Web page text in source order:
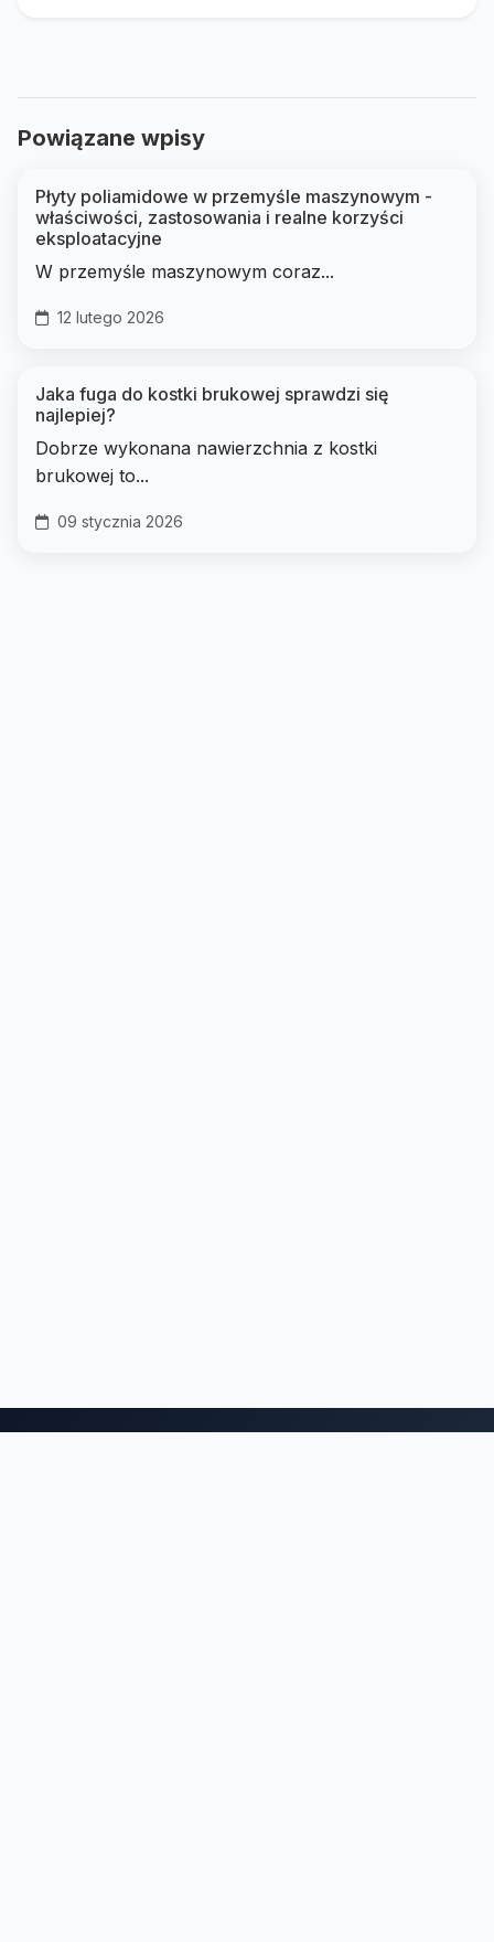
Powiązane wpisy
Płyty poliamidowe w przemyśle maszynowym -
właściwości, zastosowania i realne korzyści
eksploatacyjne
W przemyśle maszynowym coraz...
12 lutego 2026
Jaka fuga do kostki brukowej sprawdzi się
najlepiej?
Dobrze wykonana nawierzchnia z kostki
brukowej to...
09 stycznia 2026